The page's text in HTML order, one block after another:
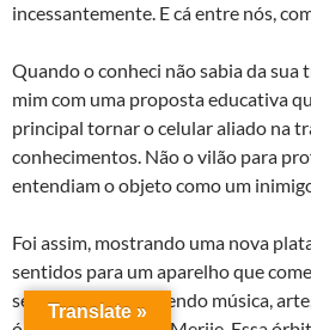
incessantemente. E cá entre nós,
Quando o conheci não sabia da sua
mim com uma proposta educativa
principal tornar o celular aliado na
conhecimentos. Não o vilão para
entendiam o objeto como um
Foi assim, mostrando uma nova
sentidos para um aparelho que
seara fui também vendo música,
Translate »